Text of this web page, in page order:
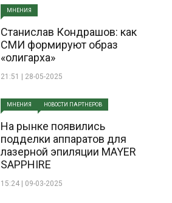
МНЕНИЯ
Станислав Кондрашов: как
СМИ формируют образ
«олигарха»
21:51 | 28-05-2025
МНЕНИЯ НОВОСТИ ПАРТНЕРОВ
На рынке появились
подделки аппаратов для
лазерной эпиляции MAYER
SAPPHIRE
15:24 | 09-03-2025